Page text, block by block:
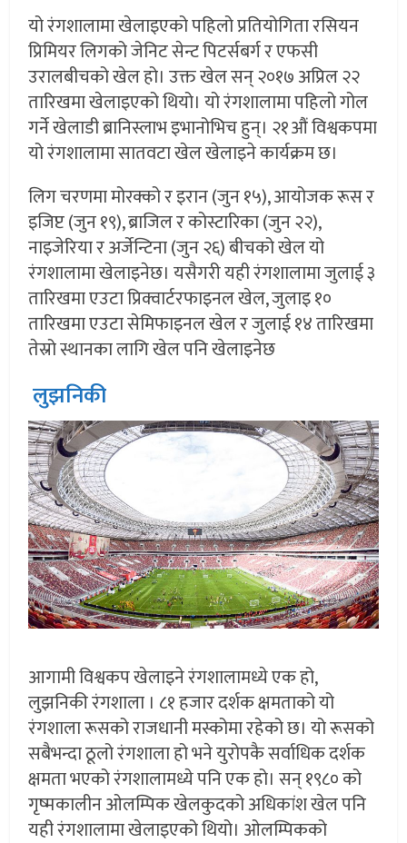
यो रंगशालामा खेलाइएको पहिलो प्रतियोगिता रसियन
प्रिमियर लिगको जेनिट सेन्ट पिटर्सबर्ग र एफसी
उरालबीचको खेल हो। उक्त खेल सन् २०१७ अप्रिल २२
तारिखमा खेलाइएको थियो। यो रंगशालामा पहिलो गोल
गर्ने खेलाडी ब्रानिस्लाभ इभानोभिच हुन्। २१औं विश्वकपमा
यो रंगशालामा सातवटा खेल खेलाइने कार्यक्रम छ।
लिग चरणमा मोरक्को र इरान (जुन १५), आयोजक रूस र
इजिप्ट (जुन १९), ब्राजिल र कोस्टारिका (जुन २२),
नाइजेरिया र अर्जेन्टिना (जुन २६) बीचको खेल यो
रंगशालामा खेलाइनेछ। यसैगरी यही रंगशालामा जुलाई ३
तारिखमा एउटा प्रिक्वार्टरफाइनल खेल, जुलाइ १०
तारिखमा एउटा सेमिफाइनल खेल र जुलाई १४ तारिखमा
तेस्रो स्थानका लागि खेल पनि खेलाइनेछ
लुझनिकी
आगामी विश्वकप खेलाइने रंगशालामध्ये एक हो,
लुझनिकी रंगशाला । ८१ हजार दर्शक क्षमताको यो
रंगशाला रूसको राजधानी मस्कोमा रहेको छ। यो रूसको
सबैभन्दा ठूलो रंगशाला हो भने युरोपकै सर्वाधिक दर्शक
क्षमता भएको रंगशालामध्ये पनि एक हो। सन् १९८० को
गृष्मकालीन ओलम्पिक खेलकुदको अधिकांश खेल पनि
यही रंगशालामा खेलाइएको थियो। ओलम्पिकको